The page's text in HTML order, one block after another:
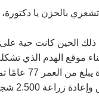
بالحزن يا
في ذلك الحين كانت
موقع الهدم الذي
أشجار الزيتون، وسوف
لأكثر من 40